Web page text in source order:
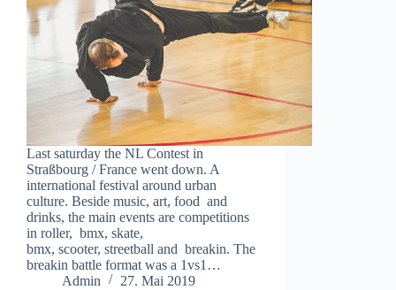
Last saturday the NL Contest in
Straßbourg / France went down. A
international festival around urban
culture. Beside music, art, food and
drinks, the main events are competitions
in roller, bmx, skate,
bmx, scooter, streetball and breakin. The
breakin battle format was a 1vs1…
Admin
27. Mai 2019